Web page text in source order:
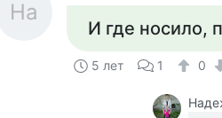
На
И где носило,
5 лет 1 0